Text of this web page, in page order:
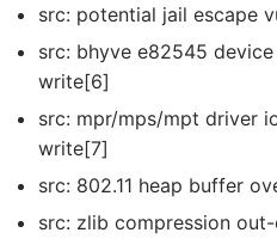
src: potential jail escape
src: bhyve e82545
write[6]
src: mpr/mps/mpt driver
write[7]
src: 802.11 heap buffer
src: zlib compression